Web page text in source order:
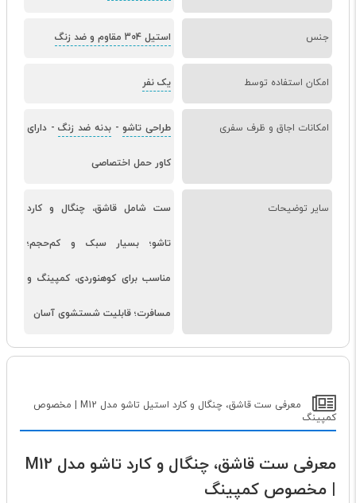
جنس استیل 304 مقاوم و ضد زنگ
امکان استفاده توسط یک نفر
امکانات اجاق و ظرف سفری طراحی تاشو-بدنه ضد زنگ- دارای
کاور حمل اختصاصی
سایر توضیحات ست شامل قاشق، چنگال و کارد
تاشو؛ بسیار سبک و کم‌حجم؛
مناسب برای کوهنوردی، کمپینگ و
مسافرت؛ قابلیت شستشوی آسان
معرفی ست قاشق، چنگال و کارد استیل تاشو مدل M12 | مخصوص
کمپینگ
معرفی ست قاشق، چنگال و کارد تاشو مدل M12
| مخصوص کمپینگ